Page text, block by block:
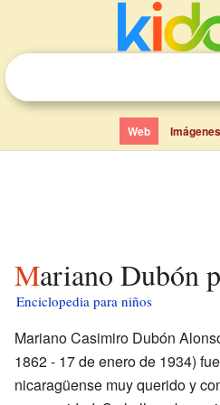
Web Imágenes
Mariano Dubón
Enciclopedia para niños
Mariano Casimiro Dubón
1862 - 17 de enero de 1934)
nicaragüense muy querido y